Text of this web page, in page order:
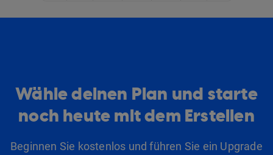
Wähle deinen Plan und starte
noch heute mit dem Erstellen
Beginnen Sie kostenlos und führen Sie ein Upgrade